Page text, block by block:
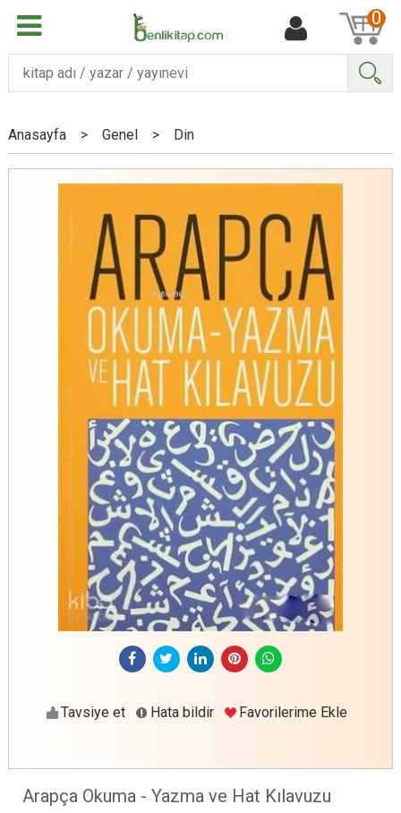
0
Anasayfa > Genel > Din
Tavsiye et Hata bildir Favorilerime Ekle
Arapça Okuma - Yazma ve Hat Kılavuzu